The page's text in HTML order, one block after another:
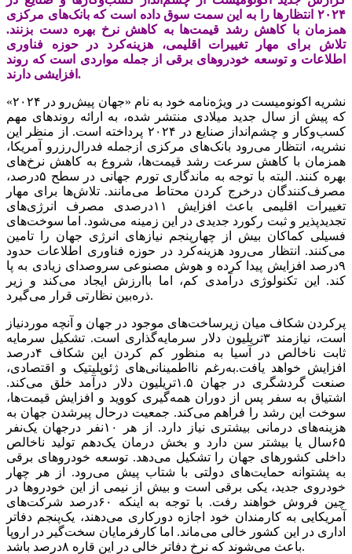
۲۰۲۴ انتظارها را به این سمت سوق داده است که بانک‌های مرکزی
همزمان با کاهش رشد قیمت‌ها به کاهش نرخ بهره دست بزنند.
تلاش برای مهار تغییرات اقلیمی، هزینه‌کرد در حوزه فناوری
اطلاعات و توسعه خودروهای برقی از جمله مواردی است که روند
افزایشی دارند.
نشریه اکونومیست در ویژه‌‌‌‌‌‌‌نامه خود به نام «جهان پیش‌‌‌رو در ۲۰۲۴»
که پیش از سال جدید میلادی منتشر شده، به ارائه روندهای مهم
کسب‌وکار و چشم‌انداز صنایع در ۲۰۲۴ پرداخته است. از منظر این
نشریه، انتظار می‌رود بانک‌های مرکزی ازجمله فدرال‌رزرو آمریکا،
همزمان با کاهش سرعت رشد قیمت‌ها، شروع به کاهش نرخ‌های
بهره کنند. البته با توجه به ماندگاری تورم جهانی در سطح ۵درصد،
مصرف‌کنندگان درخرج کردن محتاط می‌‌‌مانند. تلاش‌‌‌ها برای مهار
تغییرات اقلیمی باعث افزایش ۱۱درصدی مصرف انرژی‌‌‌های
تجدیدپذیر و ثبت رکورد جدیدی در این زمینه می‌شود. اما سوخت‌‌‌های
فسیلی کماکان بیش از چهارپنجم نیازهای انرژی جهان را تامین
می‌کنند. انتظار می‌رود هزینه‌‌‌‌‌‌کرد در حوزه فناوری اطلاعات حدود
۹‌درصد افزایش پیدا ‌‌کرده و هوش مصنوعی سروصدای زیادی به پا
کند. این تکنولوژی درآمدی کم، اما باارزش ایجاد می‌کند و زیر
ذره‌‌‌بین نظارتی قرار می‌‌‌گیرد.
پرکردن شکاف میان زیرساخت‌‌‌های موجود در جهان و آنچه مورد‌‌‌نیاز
است، نیازمند ۳تریلیون دلار سرمایه‌‌‌‌گذاری ا‌‌‌ست. تشکیل سرمایه
ثابت ناخالص در آسیا به منظور کم کردن این شکاف ۴درصد
افزایش خواهد یافت.به‌‌‌‌‌‌رغم نااطمینانی‌‌‌های ژئوپلیتیک و اقتصادی،
صنعت گردشگری در جهان ۱.۵تریلیون دلار درآمد خلق می‌کند.
اشتیاق به سفر پس از دوران همه‌گیری کووید و افزایش قیمت‌ها،
سوخت این رشد را فراهم می‌کند. جمعیت درحال پیرشدن جهان به
هزینه‌‌‌های درمانی بیشتری نیاز دارد. از هر ۱۰نفر درجهان یک‌نفر
۶۵سال یا بیشتر سن دارد و بخش درمان یک‌‌‌دهم تولید ناخالص
داخلی کشورهای جهان را تشکیل می‌دهد. توسعه خودروهای برقی
به پشتوانه حمایت‌‌‌های دولتی با شتاب پیش می‌رود. از هر چهار
خودروی جدید، یکی برقی است و بیش از نیمی از این خودروها در
چین فروش خواهند رفت. با توجه به اینکه ۶۰‌درصد شرکت‌های
آمریکایی به کارمندان خود اجازه دورکاری می‌دهند، یک‌‌‌پنجم دفاتر
اداری در این کشور خالی می‌‌‌ماند. اما کارفرمایان سخت‌گیر در اروپا
باعث می‌‌‌شوند که نرخ دفاتر خالی در این قاره ۸‌درصد باشد.